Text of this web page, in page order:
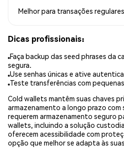
Melhor para transações regulares
Dicas profissionais:
Faça backup das seed phrases da
segura.
Use senhas únicas e ative
Teste transferências com
Cold wallets mantêm suas chaves
armazenamento a longo prazo com
requerem armazenamento seguro
wallets, incluindo a solução
oferecem acessibilidade com
opção que melhor se adapta às